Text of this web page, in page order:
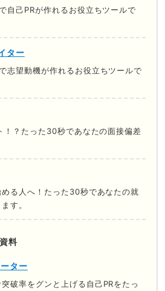
自己PRが作れるお役立ちツールで
ター
志望動機が作れるお役立ちツールで
！？たった30秒であなたの面接偏差
める人へ！たった30秒であなたの就
す。
料
ター
破率をグンと上げる自己PRをたっ